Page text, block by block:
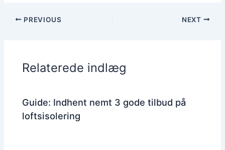
PREVIOUS NEXT
Relaterede indlæg
Guide: Indhent nemt 3 gode tilbud på
loftsisolering